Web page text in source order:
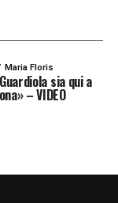
Maria Floris
sia qui a
– VIDEO